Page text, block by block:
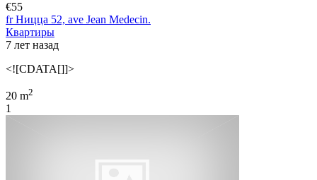
€55
fr Ницца 52, ave Jean Medecin.
Квартиры
7 лет назад
<![CDATA[]]>
20 m2
1